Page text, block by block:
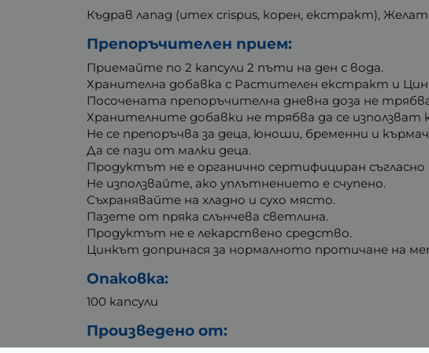
Къдрав лапад (umex crispus, корен, екстракт),
Препоръчителен прием:
Приемайте по 2 капсули 2 пъти на ден с вода.
Хранителна добавка с Растителен екстракт и
Посочената препоръчителна дневна доза не
Хранителните добавки не трябва да се използват
Не се препоръчва за деца, юноши, бременни и
Да се пази от малки деца.
Продуктът не е органично сертифициран съгласно
Не използвайте, ако уплътнението е счупено.
Съхранявайте на хладно и сухо място.
Пазете от пряка слънчева светлина.
Продуктът не е лекарствено средство.
Цинкът допринася за нормалното протичане на
Опаковка:
100 капсули
Произведено от: